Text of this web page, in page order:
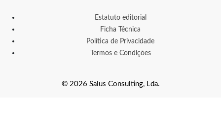
Estatuto editorial
Ficha Técnica
Política de Privacidade
Termos e Condições
© 2026 Salus Consulting, Lda.